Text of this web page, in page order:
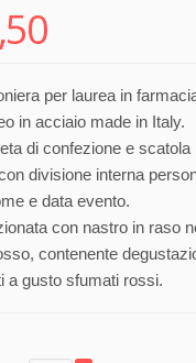
per laurea in
in acciaio made in Italy.
di confezione e scatola
divisione interna
e data evento.
con nastro in raso
contenente
a gusto sfumati rossi.